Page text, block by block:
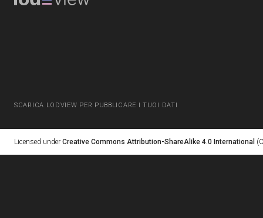
SCARICA LODVIEW PER PUBBLICARE I TUOI DATI
Licensed under Creative Commons Attribution-ShareAlike 4.0 International